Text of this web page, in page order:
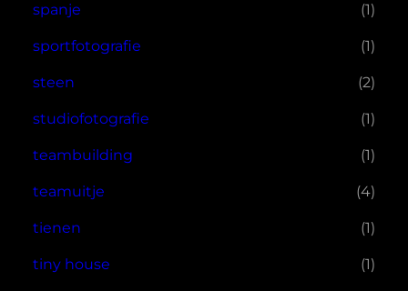
spanje (1)
sportfotografie (1)
steen (2)
studiofotografie (1)
teambuilding (1)
teamuitje (4)
tienen (1)
tiny house (1)